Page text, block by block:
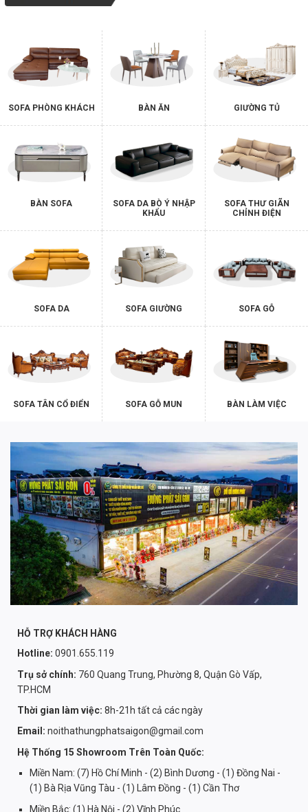
SOFA PHÒNG KHÁCH BÀN ĂN GIƯỜNG TỦ
BÀN SOFA
SOFA DA BÒ Ý NHẬP
KHẨU
SOFA THƯ GIÃN
CHỈNH ĐIỆN
SOFA DA SOFA GIƯỜNG SOFA GỖ
SOFA TÂN CỔ ĐIỂN SOFA GỖ MUN BÀN LÀM VIỆC
HỖ TRỢ KHÁCH HÀNG
Hotline: 0901.655.119
Trụ sở chính: 760 Quang Trung, Phường 8, Quận Gò Vấp,
TP.HCM
Thời gian làm việc: 8h-21h tất cả các ngày
Email: noithathungphatsaigon@gmail.com
Hệ Thống 15 Showroom Trên Toàn Quốc:
Miền Nam: (7) Hồ Chí Minh - (2) Bình Dương - (1) Đồng Nai -
(1) Bà Rịa Vũng Tàu - (1) Lâm Đồng - (1) Cần Thơ
Miền Bắc: (1) Hà Nội - (2) Vĩnh Phúc